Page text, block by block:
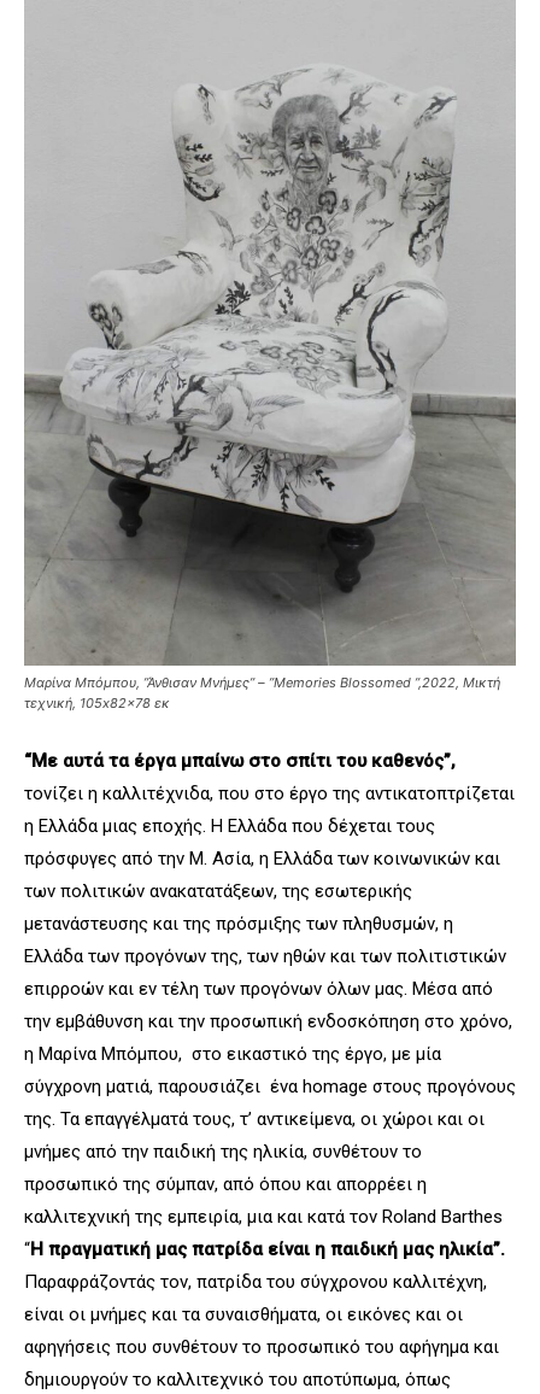
Μαρίνα Μπόμπου, ”Άνθισαν Μνήμες” – ”Memories Blossomed ”,2022, Μικτή
τεχνική, 105x82x78 εκ
“Με αυτά τα έργα μπαίνω στο σπίτι του καθενός”,
τονίζει η καλλιτέχνιδα, που στο έργο της αντικατοπτρίζεται
η Ελλάδα μιας εποχής. Η Ελλάδα που δέχεται τους
πρόσφυγες από την Μ. Ασία, η Ελλάδα των κοινωνικών και
των πολιτικών ανακατατάξεων, της εσωτερικής
μετανάστευσης και της πρόσμιξης των πληθυσμών, η
Ελλάδα των προγόνων της, των ηθών και των πολιτιστικών
επιρροών και εν τέλη των προγόνων όλων μας. Μέσα από
την εμβάθυνση και την προσωπική ενδοσκόπηση στο χρόνο,
η Μαρίνα Μπόμπου, στο εικαστικό της έργο, με μία
σύγχρονη ματιά, παρουσιάζει ένα homage στους προγόνους
της. Τα επαγγέλματά τους, τ’ αντικείμενα, οι χώροι και οι
μνήμες από την παιδική της ηλικία, συνθέτουν το
προσωπικό της σύμπαν, από όπου και απορρέει η
καλλιτεχνική της εμπειρία, μια και κατά τον Roland Barthes
“Η πραγματική μας πατρίδα είναι η παιδική μας ηλικία”.
Παραφράζοντάς τον, πατρίδα του σύγχρονου καλλιτέχνη,
είναι οι μνήμες και τα συναισθήματα, οι εικόνες και οι
αφηγήσεις που συνθέτουν το προσωπικό του αφήγημα και
δημιουργούν το καλλιτεχνικό του αποτύπωμα, όπως